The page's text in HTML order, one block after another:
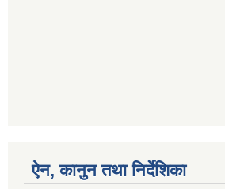
ऐन, कानुन तथा निर्देशिका